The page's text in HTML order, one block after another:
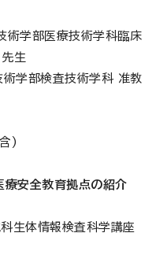
術学部医療技術学科臨床
生
部検査技術学科 准教
)
療安全教育拠点の紹介
体情報検査科学講座